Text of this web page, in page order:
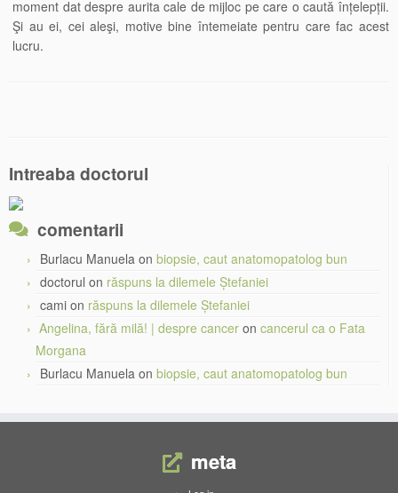
moment dat despre aurita cale de mijloc pe care o caută înțelepții.
Şi au ei, cei aleşi, motive bine întemeiate pentru care fac acest
lucru.
Intreaba doctorul
comentarii
Burlacu Manuela on biopsie, caut anatomopatolog bun
doctorul on răspuns la dilemele Ștefaniei
cami on răspuns la dilemele Ștefaniei
Angelina, fără milă! | despre cancer on cancerul ca o Fata
Morgana
Burlacu Manuela on biopsie, caut anatomopatolog bun
meta